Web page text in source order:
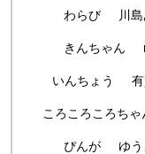
わらび
川
きんちゃん
いんちょう
ころころころちゃ
ぴんが
ゆ